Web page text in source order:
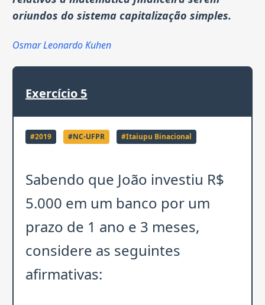
oriundos do sistema capitalização simples.
Osmar Leonardo Kuhen
Exercício 5
#2019 #NC-UFPR #Itaiupu Binacional
Sabendo que João investiu R$
5.000 em um banco por um
prazo de 1 ano e 3 meses,
considere as seguintes
afirmativas: